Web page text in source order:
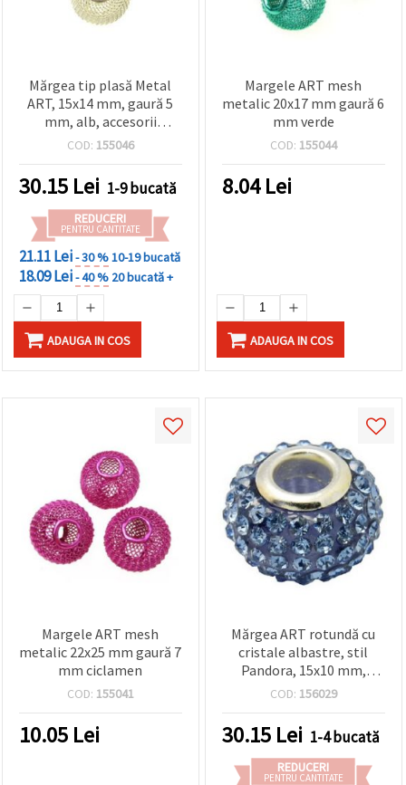
Mărgea tip plasă Metal
ART, 15x14 mm, gaură 5
mm, alb, accesorii
bijuterii - set 5 bucăți
COD: 155046
30.15 Lei 1-9 bucată
REDUCERI
PENTRU CANTITATE
21.11 Lei- 30 %10-19 bucată
18.09 Lei- 40 % 20 bucată +
ADAUGA IN COS
Margele ART mesh
metalic 20x17 mm gaură 6
mm verde
COD: 155044
8.04Lei
ADAUGA IN COS
Margele ART mesh
metalic 22x25 mm gaură 7
mm ciclamen
COD: 155041
10.05 Lei
Mărgea ART rotundă cu
cristale albastre, stil
Pandora, 15x10 mm,
orificiu 5 mm
COD: 156029
30.15 Lei 1-4 bucată
REDUCERI
PENTRU CANTITATE